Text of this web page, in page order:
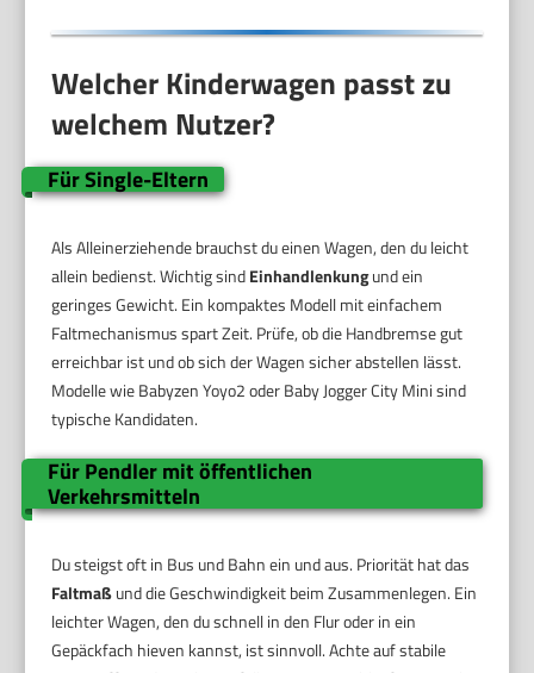
Welcher Kinderwagen passt zu
welchem Nutzer?
Für Single-Eltern
Als Alleinerziehende brauchst du einen Wagen, den du leicht
allein bedienst. Wichtig sindEinhandlenkungund ein
geringes Gewicht. Ein kompaktes Modell mit einfachem
Faltmechanismus spart Zeit. Prüfe, ob die Handbremse gut
erreichbar ist und ob sich der Wagen sicher abstellen lässt.
Modelle wie Babyzen Yoyo2 oder Baby Jogger City Mini sind
typische Kandidaten.
Für Pendler mit öffentlichen
Verkehrsmitteln
Du steigst oft in Bus und Bahn ein und aus. Priorität hat das
Faltmaßund die Geschwindigkeit beim Zusammenlegen. Ein
leichter Wagen, den du schnell in den Flur oder in ein
Gepäckfach hieven kannst, ist sinnvoll. Achte auf stabile